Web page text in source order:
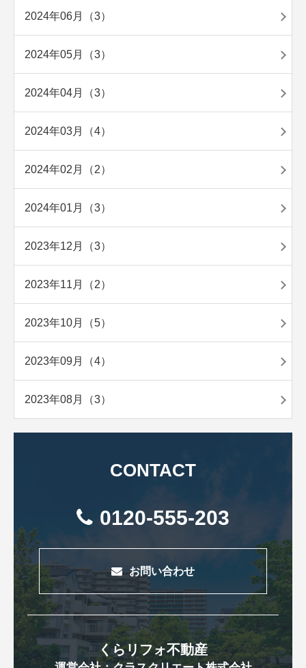
2024年06月（3）
2024年05月（3）
2024年04月（3）
2024年03月（4）
2024年02月（2）
2024年01月（3）
2023年12月（3）
2023年11月（2）
2023年10月（5）
2023年09月（4）
2023年08月（3）
CONTACT
0120-555-203
お問い合わせ
くらリフォ不動産